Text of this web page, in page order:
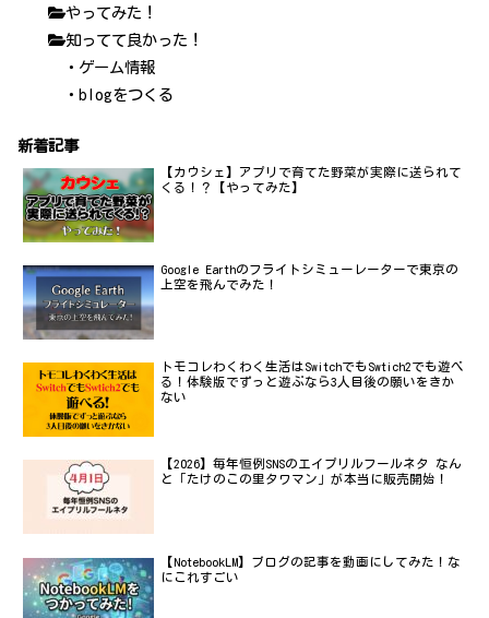
やってみた！
知ってて良かった！
・ゲーム情報
・blogをつくる
新着記事
【カウシェ】アプリで育てた野菜が実際に送られて
くる！？【やってみた】
Google Earthのフライトシミューレーターで東京の
上空を飛んでみた！
トモコレわくわく生活はSwitchでもSwtich2でも遊べ
る！体験版でずっと遊ぶなら3人目後の願いをきか
ない
【2026】毎年恒例SNSのエイプリルフールネタ なん
と「たけのこの里タワマン」が本当に販売開始！
【NotebookLM】ブログの記事を動画にしてみた！な
にこれすごい